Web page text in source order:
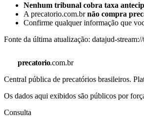
Nenhum tribunal cobra taxa
A precatorio.com.brnão compra
Confirme qualquer informação que
Fonte da última atualização: datajud-
precatorio.com.br
Central pública de precatórios brasileiros.
Os dados aqui exibidos são públicos por
Consulta